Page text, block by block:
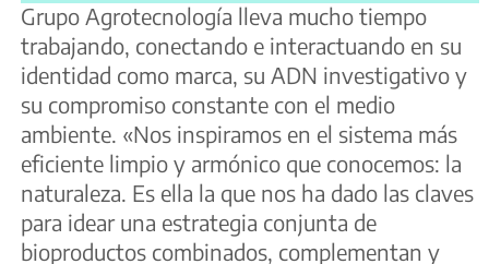
Grupo Agrotecnología lleva mucho tiempo
trabajando, conectando e interactuando en su
identidad como marca, su ADN investigativo y
su compromiso constante con el medio
ambiente. «Nos inspiramos en el sistema más
eficiente limpio y armónico que conocemos: la
naturaleza. Es ella la que nos ha dado las claves
para idear una estrategia conjunta de
bioproductos combinados, complementan y